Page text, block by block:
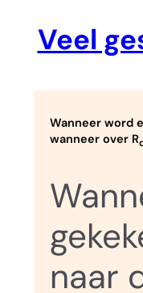
Veel
Wanneer word
wanneer over R
naar